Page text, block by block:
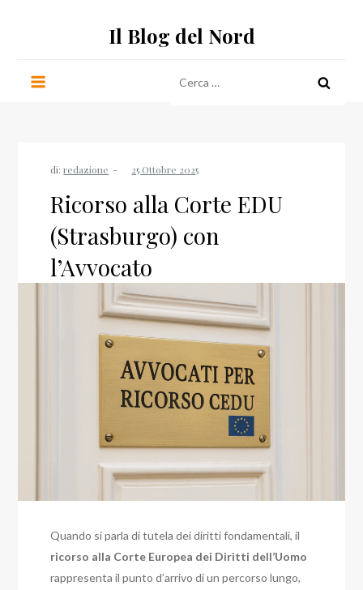
Il Blog del Nord
per:
di:redazione
Ricorso alla Corte EDU
(Strasburgo) con
l’Avvocato
Quando si parla di tutela dei diritti fondamentali, il
ricorso alla Corte Europea dei Diritti dell’Uomo
rappresenta il punto d’arrivo di un percorso lungo,